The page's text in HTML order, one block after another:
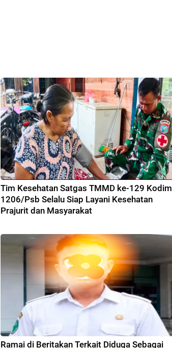
Tim Kesehatan Satgas TMMD ke-129 Kodim
1206/Psb Selalu Siap Layani Kesehatan
Prajurit dan Masyarakat
Ramai di Beritakan Terkait Diduga Sebagai